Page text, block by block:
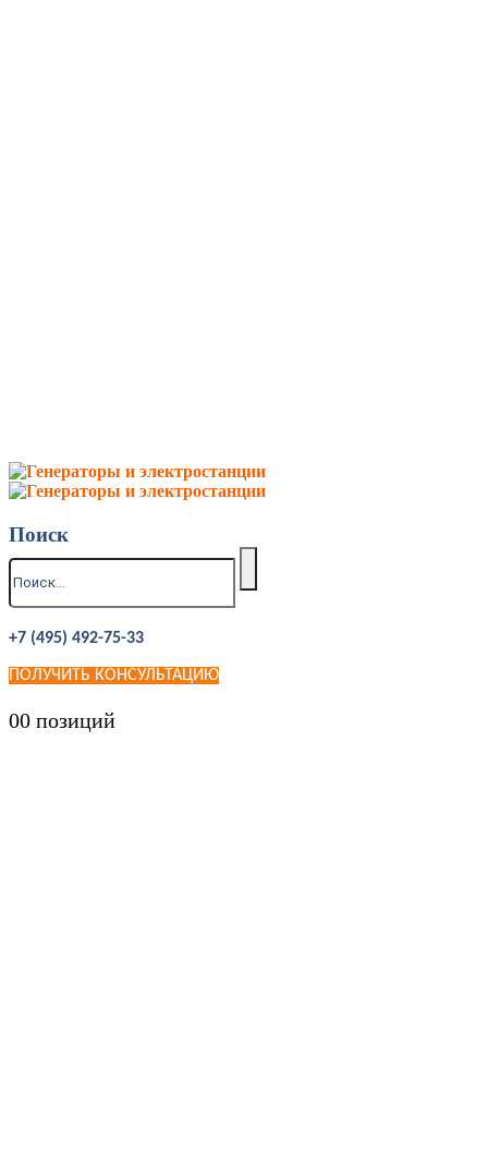
Поиск
+7 (495) 492-75-33
ПОЛУЧИТЬ КОНСУЛЬТАЦИЮ
00 позиций